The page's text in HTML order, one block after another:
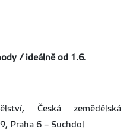
/ ideálně od 1.6.
Česká zemědělská
Praha 6 – Suchdol